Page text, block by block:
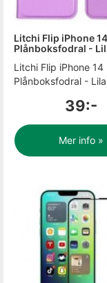
Litchi Flip iPhone
Plånboksfodral -
Litchi Flip iPhone 14
Plånboksfodral -
39:-
Mer info »